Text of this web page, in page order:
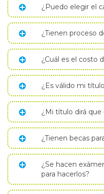
¿Puedo elegir el
¿Tienen proceso
¿Cuál es el costo
¿Es válido mi
¿Mi título dirá
¿Tienen becas
¿Se hacen
para hacerlos?